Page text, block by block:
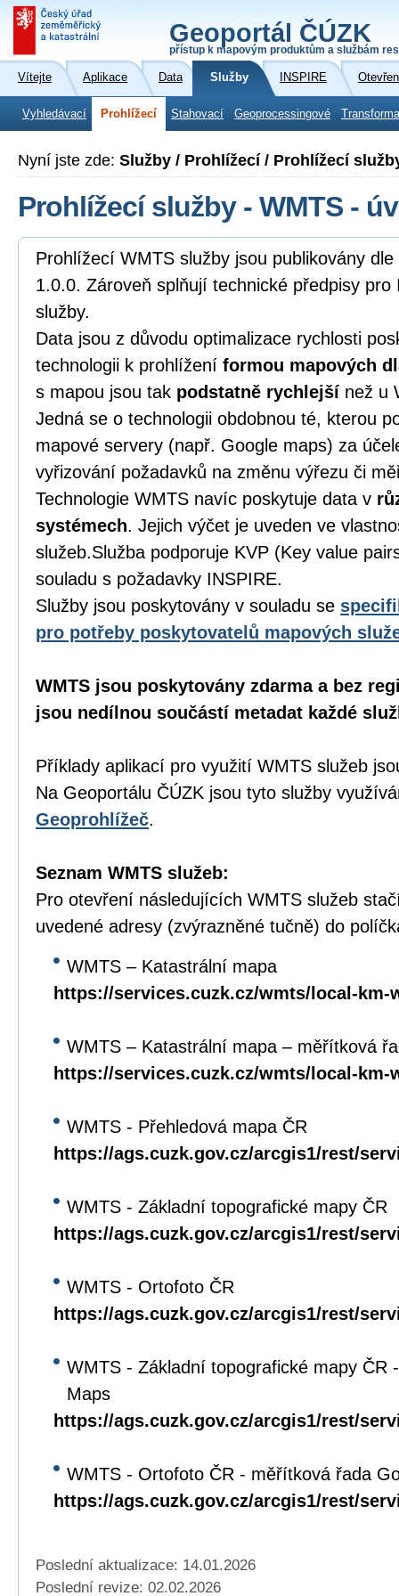
Geoportál ČÚZK
přístup k mapovým produktům a službám
Vítejte Aplikace Data Služby INSPIRE
Vyhledávací Prohlížecí Stahovací Geoprocessingové
Nyní jste zde: Služby / Prohlížecí / Prohlížecí
Prohlížecí služby - WMTS -
Prohlížecí WMTS služby jsou publikovány
1.0.0. Zároveň splňují technické předpisy
služby.
Data jsou z důvodu optimalizace rychlosti
technologii k prohlížení formou mapových
s mapou jsou tak podstatně rychlejší než u
Jedná se o technologii obdobnou té, kterou
mapové servery (např. Google maps) za
vyřizování požadavků na změnu výřezu či
Technologie WMTS navíc poskytuje data v
systémech. Jejich výčet je uveden ve
služeb.Služba podporuje KVP (Key value
souladu s požadavky INSPIRE.
Služby jsou poskytovány v souladu se
pro potřeby poskytovatelů mapových
WMTS jsou poskytovány zdarma a bez
jsou nedílnou součástí metadat každé
Příklady aplikací pro využití WMTS služeb
Na Geoportálu ČÚZK jsou tyto služby
Geoprohlížeč.
Seznam WMTS služeb:
Pro otevření následujících WMTS služeb
uvedené adresy (zvýrazněné tučně) do
WMTS – Katastrální mapa
https://services.cuzk.cz/wmts/local-km-
WMTS – Katastrální mapa – měřítková
https://services.cuzk.cz/wmts/local-km-
WMTS - Přehledová mapa ČR
https://ags.cuzk.gov.cz/arcgis1/rest/
WMTS - Základní topografické mapy ČR
https://ags.cuzk.gov.cz/arcgis1/rest/
WMTS - Ortofoto ČR
https://ags.cuzk.gov.cz/arcgis1/rest/
WMTS - Základní topografické mapy ČR
Maps
https://ags.cuzk.gov.cz/arcgis1/rest/
WMTS - Ortofoto ČR - měřítková řada
https://ags.cuzk.gov.cz/arcgis1/rest/
Poslední aktualizace: 14.01.2026
Poslední revize: 02.02.2026